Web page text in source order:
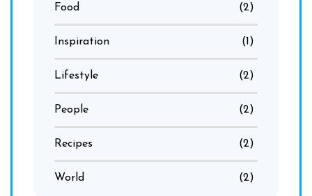
Food (2)
Inspiration (1)
Lifestyle (2)
People (2)
Recipes (2)
World (2)